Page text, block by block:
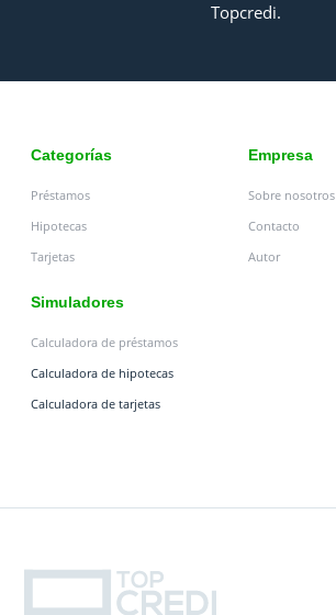
Topcredi.
Categorías
Préstamos
Hipotecas
Tarjetas
Empresa
Sobre nosotros
Contacto
Autor
Simuladores
Calculadora de préstamos
Calculadora de hipotecas
Calculadora de tarjetas